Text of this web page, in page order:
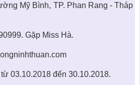
Mỹ Bình, TP. Phan Rang - Tháp
Gặp Miss Hà.
03.10.2018 đến 30.10.2018.